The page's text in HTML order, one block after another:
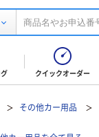
クイックオーダー
その他カー用品